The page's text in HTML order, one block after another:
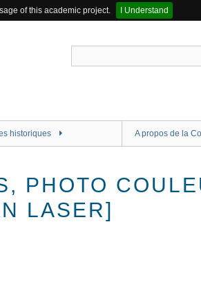
of this academic project.
I Understand
historiques A propos de la
PHOTO
LASER]